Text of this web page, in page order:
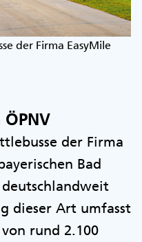
der Firma EasyMile
der Firma
Bad
dieser Art umfasst
rund 2.100